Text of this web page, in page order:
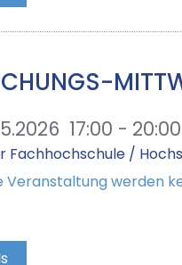
17:00 - 20:00
Fachhochschule /
Veranstaltung werden